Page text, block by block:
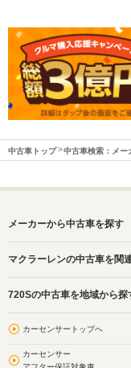
中古車トップ 中古車検索：メー
メーカーから中古車を探す
マクラーレンの中古車を関
720Sの中古車を地域から探
カーセンサートップへ
カーセンサー